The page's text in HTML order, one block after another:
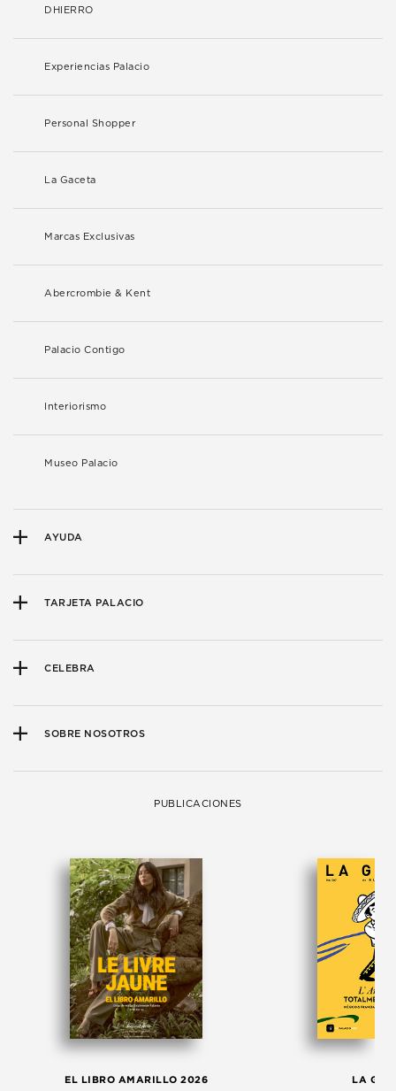
DHIERRO
Experiencias Palacio
Personal Shopper
La Gaceta
Marcas Exclusivas
Abercrombie & Kent
Palacio Contigo
Interiorismo
Museo Palacio
AYUDA
TARJETA PALACIO
CELEBRA
SOBRE NOSOTROS
PUBLICACIONES
EL LIBRO AMARILLO 2026 LA